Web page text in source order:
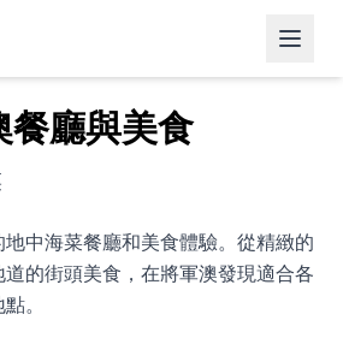
餐廳與美食
中海菜餐廳和美食體驗。從精緻的
的街頭美食，在將軍澳發現適合各
。